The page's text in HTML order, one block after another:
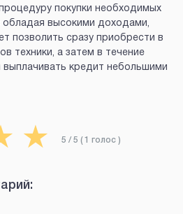
покупки необходимых
высокими доходами,
позволить сразу приобрести в
техники, а затем в течение
кредит небольшими
★ 5 / 5 ( 1 голос )